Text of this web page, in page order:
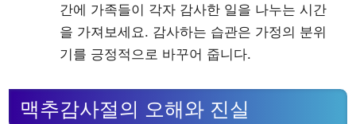
간에 가족들이 각자 감사한 일을 나누는 시간
을 가져보세요. 감사하는 습관은 가정의 분위
기를 긍정적으로 바꾸어 줍니다.
맥추감사절의 오해와 진실